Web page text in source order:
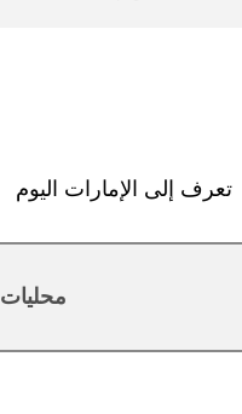
تعرف إلى الإمارات اليوم
محليات